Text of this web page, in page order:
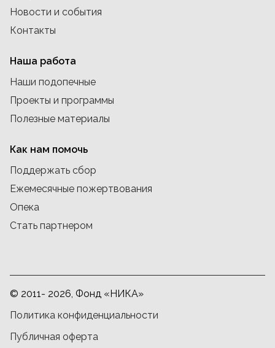
Новости и события
Контакты
Наша работа
Наши подопечные
Проекты и программы
Полезные материалы
Как нам помочь
Поддержать сбор
Ежемесячные пожертвования
Опека
Стать партнером
© 2011- 2026, Фонд «НИКА»
Политика конфиденциальности
Публичная оферта